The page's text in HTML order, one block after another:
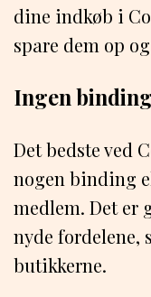
dine indkøb i
spare dem op
Ingen
Det bedste ved
nogen binding
medlem. Det er
nyde fordelene,
butikkerne.